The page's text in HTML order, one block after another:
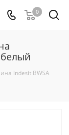
0
белый
Indesit BWSA